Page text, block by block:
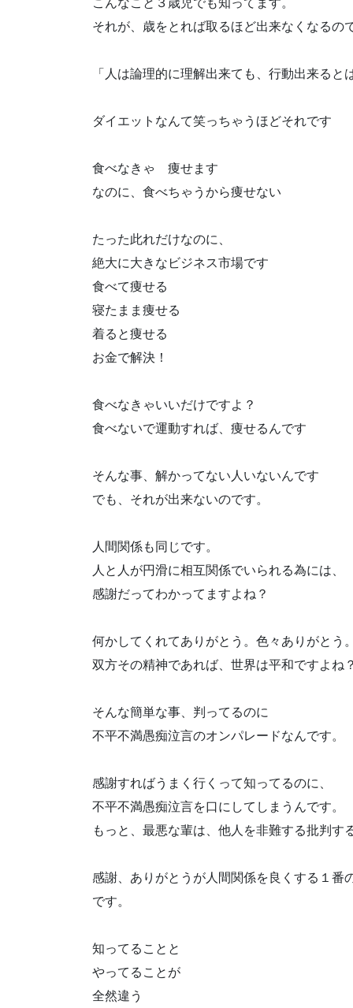
こんなこと３歳児でも知ってます。
それが、歳をとれば取るほど出来なくなるの
「人は論理的に理解出来ても、行動出来ると
ダイエットなんて笑っちゃうほどそれです
食べなきゃ 痩せます
なのに、食べちゃうから痩せない
たった此れだけなのに、
絶大に大きなビジネス市場です
食べて痩せる
寝たまま痩せる
着ると痩せる
お金で解決！
食べなきゃいいだけですよ？
食べないで運動すれば、痩せるんです
そんな事、解かってない人いないんです
でも、それが出来ないのです。
人間関係も同じです。
人と人が円滑に相互関係でいられる為には、
感謝だってわかってますよね？
何かしてくれてありがとう。色々ありがとう
双方その精神であれば、世界は平和ですよね？
そんな簡単な事、判ってるのに
不平不満愚痴泣言のオンパレードなんです。
感謝すればうまく行くって知ってるのに、
不平不満愚痴泣言を口にしてしまうんです。
もっと、最悪な輩は、他人を非難する批判す
感謝、ありがとうが人間関係を良くする１番
です。
知ってることと
やってることが
全然違う